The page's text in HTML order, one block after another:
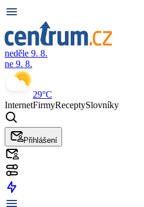
neděle 9. 8.
ne 9. 8.
29°C
InternetFirmyReceptySlovníky
Přihlášení